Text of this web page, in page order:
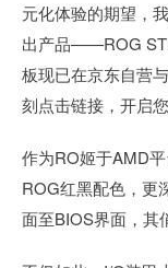
元化体验的期望，
出产品——ROG
板现已在京东自营
刻点击链接，开启
作为RO姬于AMD
ROG红黑配色，更
面至BIOS界面，其